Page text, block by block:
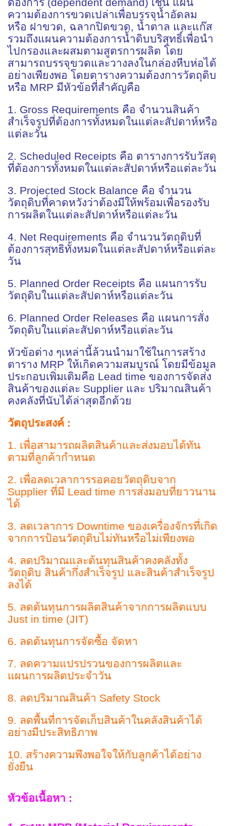
ต้องการ (dependent demand) เช่น แผน
ความต้องการขวดเปล่าเพื่อบรรจุน้ำอัดลม
หรือ ฝาขวด, ฉลากปิดขวด, น้ำตาล และแก๊ส
รวมถึงแผนความต้องการน้ำดิบบริสุทธิ์เพื่อนำ
ไปกรองและผสมตามสูตรการผลิต โดย
สามารถบรรจุขวดและวางลงในกล่องหีบห่อได้
อย่างเพียงพอ โดยตารางความต้องการวัตถุดิบ
หรือ MRP มีหัวข้อที่สำคัญคือ
1. Gross Requirements คือ จำนวนสินค้า
สำเร็จรูปที่ต้องการทั้งหมดในแต่ละสัปดาห์หรือ
แต่ละวัน
2. Scheduled Receipts คือ ตารางการรับวัสดุ
ที่ต้องการทั้งหมดในแต่ละสัปดาห์หรือแต่ละวัน
3. Projected Stock Balance คือ จำนวน
วัตถุดิบที่คาดหวังว่าต้องมีให้พร้อมเพื่อรองรับ
การผลิตในแต่ละสัปดาห์หรือแต่ละวัน
4. Net Requirements คือ จำนวนวัตถุดิบที่
ต้องการสุทธิทั้งหมดในแต่ละสัปดาห์หรือแต่ละ
วัน
5. Planned Order Receipts คือ แผนการรับ
วัตถุดิบในแต่ละสัปดาห์หรือแต่ละวัน
6. Planned Order Releases คือ แผนการสั่ง
วัตถุดิบในแต่ละสัปดาห์หรือแต่ละวัน
หัวข้อต่าง ๆเหล่านี้ล้วนนำมาใช้ในการสร้าง
ตาราง MRP ให้เกิดความสมบูรณ์ โดยมีข้อมูล
ประกอบเพิ่มเติมคือ Lead time ของการจัดส่ง
สินค้าของแต่ละ Supplier และ ปริมาณสินค้า
คงคลังที่นับได้ล่าสุดอีกด้วย
วัตถุประสงค์ :
1. เพื่อสามารถผลิตสินค้าและส่งมอบได้ทัน
ตามที่ลูกค้ากำหนด
2. เพื่อลดเวลาการรอคอยวัตถุดิบจาก
Supplier ที่มี Lead time การส่งมอบที่ยาวนาน
ได้
3. ลดเวลาการ Downtime ของเครื่องจักรที่เกิด
จากการป้อนวัตถุดิบไม่ทันหรือไม่เพียงพอ
4. ลดปริมาณและต้นทุนสินค้าคงคลังทั้ง
วัตถุดิบ สินค้ากึ่งสำเร็จรูป และสินค้าสำเร็จรูป
ลงได้
5. ลดต้นทุนการผลิตสินค้าจากการผลิตแบบ
Just in time (JIT)
6. ลดต้นทุนการจัดซื้อ จัดหา
7. ลดความแปรปรวนของการผลิตและ
แผนการผลิตประจำวัน
8. ลดปริมาณสินค้า Safety Stock
9. ลดพื้นที่การจัดเก็บสินค้าในคลังสินค้าได้
อย่างมีประสิทธิภาพ
10. สร้างความพึงพอใจให้กับลูกค้าได้อย่าง
ยั่งยืน
หัวข้อเนื้อหา :